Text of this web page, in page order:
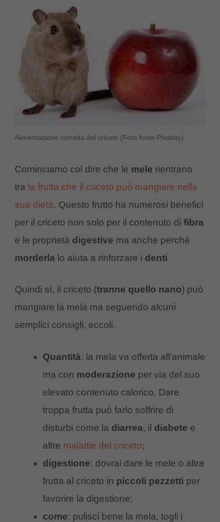
Alimentazione corretta del criceto (Foto fonte Pixabay)
Cominciamo col dire che le mele rientrano
tra la frutta che il criceto può mangiare nella
sua dieta. Questo frutto ha numerosi benefici
per il criceto non solo per il contenuto di fibra
e le proprietà digestive ma anche perché
morderla lo aiuta a rinforzare i denti
Quindi sì, il criceto (tranne quello nano) può
mangiare la mela ma seguendo alcuni
semplici consigli, eccoli.
Quantità: la mela va offerta all’animale
ma con moderazione per via del suo
elevato contenuto calorico. Dare
troppa frutta può farlo soffrire di
disturbi come la diarrea, il diabete e
altre malattie del criceto;
digestione: dovrai dare le mele o altra
frutta al criceto in piccoli pezzetti per
favorire la digestione;
come: pulisci bene la mela, togli i